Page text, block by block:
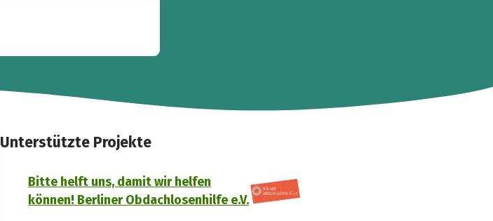
Unterstützte Projekte
Bitte helft uns, damit wir helfen
können! Berliner Obdachlosenhilfe e.V.